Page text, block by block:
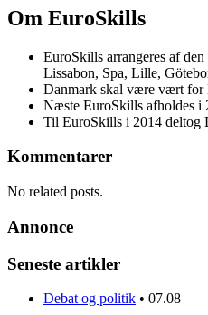
Om EuroSkills
EuroSkills arrangeres af
Lissabon, Spa, Lille,
Danmark skal være vært for
Næste EuroSkills afholdes i
Til EuroSkills i 2014 deltog
Kommentarer
No related posts.
Annonce
Seneste artikler
Debat og politik • 07.08